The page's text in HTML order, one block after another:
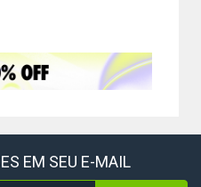
EM SEU E-MAIL